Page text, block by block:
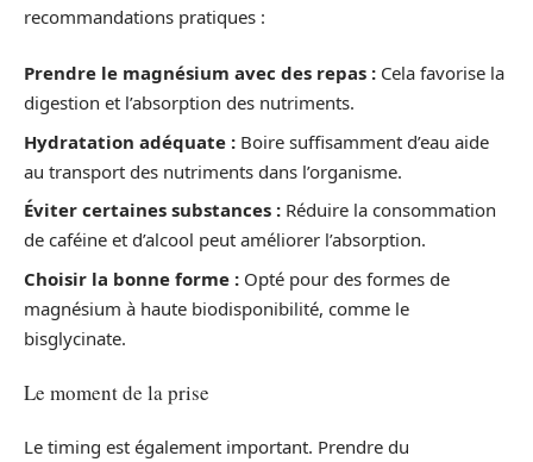
recommandations pratiques :
Prendre le magnésium avec des repas : Cela favorise la
digestion et l’absorption des nutriments.
Hydratation adéquate : Boire suffisamment d’eau aide
au transport des nutriments dans l’organisme.
Éviter certaines substances : Réduire la consommation
de caféine et d’alcool peut améliorer l’absorption.
Choisir la bonne forme : Opté pour des formes de
magnésium à haute biodisponibilité, comme le
bisglycinate.
Le moment de la prise
Le timing est également important. Prendre du